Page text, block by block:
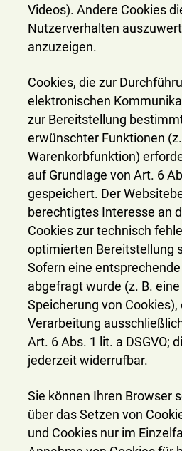
Videos). Andere Cookies
Nutzerverhalten
anzuzeigen.
Cookies, die zur
elektronischen
zur Bereitstellung
erwünschter Funktionen
Warenkorbfunktion)
auf Grundlage von Art. 6
gespeichert. Der
berechtigtes Interesse an
Cookies zur technisch
optimierten Bereitstellung
Sofern eine
abgefragt wurde (z. B.
Speicherung von Cookies),
Verarbeitung
Art. 6 Abs. 1 lit. a DSGVO;
jederzeit widerrufbar.
Sie können Ihren Browser
über das Setzen von
und Cookies nur im